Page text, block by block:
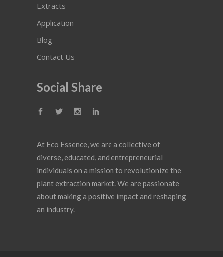
Extracts
Application
Blog
Contact Us
Social Share
At Eco Essence, we are a collective of
diverse, educated, and entrepreneurial
individuals on a mission to revolutionize the
plant extraction market. We are passionate
about making a positive impact and reshaping
an industry.